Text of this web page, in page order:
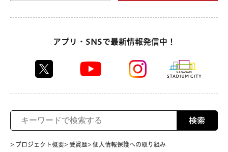
アプリ・SNSで最新情報発信中！
検索
> プロジェクト概要> 受賞歴> 個人情報保護への取り組み